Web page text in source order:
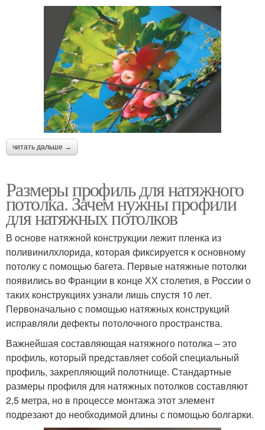
читать дальше →
Размеры профиль для натяжного
потолка. Зачем нужны профили
для натяжных потолков
В основе натяжной конструкции лежит пленка из
поливинилхлорида, которая фиксируется к основному
потолку с помощью багета. Первые натяжные потолки
появились во Франции в конце ХХ столетия, в России о
таких конструкциях узнали лишь спустя 10 лет.
Первоначально с помощью натяжных конструкций
исправляли дефекты потолочного пространства.
Важнейшая составляющая натяжного потолка – это
профиль, который представляет собой специальный
профиль, закрепляющий полотнище. Стандартные
размеры профиля для натяжных потолков составляют
2,5 метра, но в процессе монтажа этот элемент
подрезают до необходимой длины с помощью болгарки.